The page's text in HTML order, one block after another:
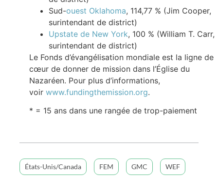
Sud-ouest Oklahoma, 114,77 % (Jim Cooper,
surintendant de district)
Upstate de New York, 100 % (William T. Carr,
surintendant de district)
Le Fonds d’évangélisation mondiale est la ligne de
cœur de donner de mission dans l’Église du
Nazaréen. Pour plus d’informations,
voir www.fundingthemission.org.
* = 15 ans dans une rangée de trop-paiement
États-Unis/Canada FEM GMC WEF